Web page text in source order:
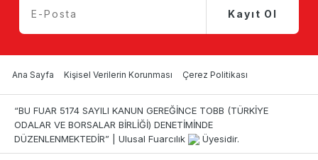
Kayıt Ol
Ana Sayfa Kişisel Verilerin Korunması Çerez Politikası
“BU FUAR 5174 SAYILI KANUN GEREĞİNCE TOBB (TÜRKİYE
ODALAR VE BORSALAR BİRLİĞİ) DENETİMİNDE
DÜZENLENMEKTEDİR” | Ulusal Fuarcılık
Üyesidir.